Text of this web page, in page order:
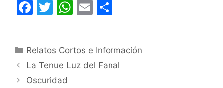
F
e
b
T
er
W
s
A
E
l
p
ar
Categorías
Relatos Cortos e Información
La Tenue Luz del Fanal
Oscuridad